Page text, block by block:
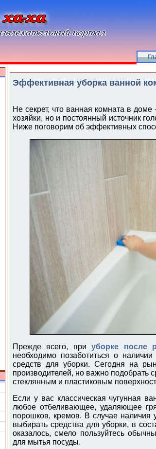
Эффективная уборка ванной
Не секрет, что ванная комната в
хозяйки, но и постоянный источник
Ниже поговорим об эффективных
Прежде всего, приуборке после
необходимо позаботиться о
средств для уборки. Сегодня на
производителей, но важно подобрать
стеклянным и пластиковым
Если у вас классическая чугунная
любое отбеливающее, удаляющее
порошков, кремов. В случае наличия
выбирать средства для уборки, в
оказалось, смело пользуйтесь
для мытья посуды.